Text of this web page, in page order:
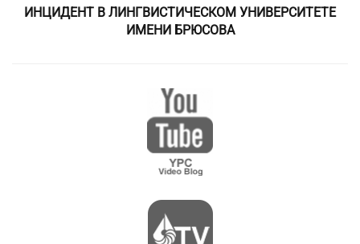
ИНЦИДЕНТ В ЛИНГВИСТИЧЕСКОМ УНИВЕРСИТЕТЕ
ИМЕНИ БРЮСОВА